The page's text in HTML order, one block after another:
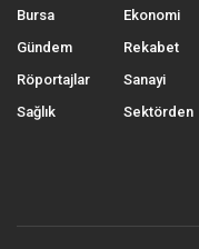
Bursa
Gündem
Röportajlar
Sağlık
Ekonomi
Rekabet
Sanayi
Sektörden